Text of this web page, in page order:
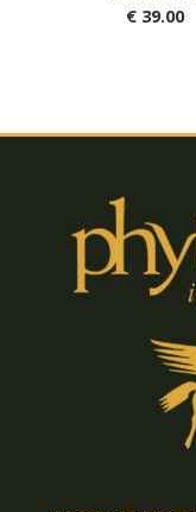
Bewertet
€ 39.00